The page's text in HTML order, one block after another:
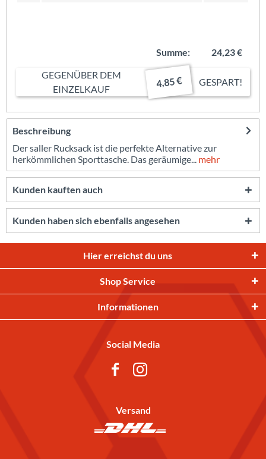
Summe:
24,23 €
GEGENÜBER DEM
EINZELKAUF
4,85 € GESPART!
Beschreibung
Der saller Rucksack ist die perfekte Alternative zur
herkömmlichen Sporttasche. Das geräumige... mehr
Kunden kauften auch
Kunden haben sich ebenfalls angesehen
Hier erreichst du uns
Shop Service
Informationen
Social Media
Versand